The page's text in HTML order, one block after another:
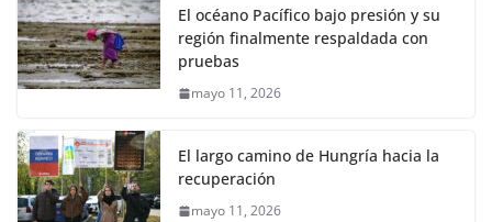
El océano Pacífico bajo presión y su
región finalmente respaldada con
pruebas
mayo 11, 2026
El largo camino de Hungría hacia la
recuperación
mayo 11, 2026